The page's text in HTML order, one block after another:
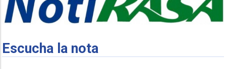
Escucha la nota